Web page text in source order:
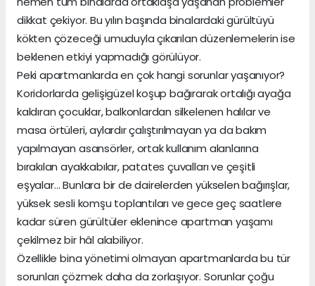
dikkat çekiyor. Bu yılın başında binalardaki gürültüyü
kökten çözeceği umuduyla çıkarılan düzenlemelerin ise
beklenen etkiyi yapmadığı görülüyor.
Peki apartmanlarda en çok hangi sorunlar yaşanıyor?
Koridorlarda gelişigüzel koşup bağırarak ortalığı ayağa
kaldıran çocuklar, balkonlardan silkelenen halılar ve
masa örtüleri, aylardır çalıştırılmayan ya da bakım
yapılmayan asansörler, ortak kullanım alanlarına
bırakılan ayakkabılar, patates çuvalları ve çeşitli
eşyalar… Bunlara bir de dairelerden yükselen bağırışlar,
yüksek sesli komşu toplantıları ve gece geç saatlere
kadar süren gürültüler eklenince apartman yaşamı
çekilmez bir hâl alabiliyor.
Özellikle bina yönetimi olmayan apartmanlarda bu tür
sorunları çözmek daha da zorlaşıyor. Sorunlar çoğu